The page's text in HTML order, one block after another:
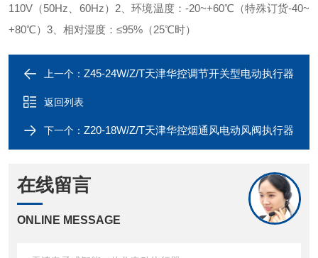
110V（50Hz、60Hz） 2、环境温度：-20~+60℃（特殊订货-40~
+80℃） 3、相对湿度：≤95%（25℃时）
上一个： Z45-24W/Z/T天津华控调节开关型电动执行器
返回列表
下一个： Z20-18W/Z/T天津华控烟通风电动风阀执行器
在线留言
ONLINE MESSAGE